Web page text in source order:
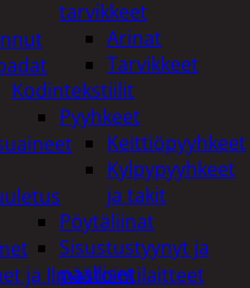
tarvikkeet
Arinat
Tarvikkeet
Kodintekstiilit
Pyyhkeet
Keittiöpyyhkeet
Kylpypyyhkeet
ja takit
Pöytäliinat
Sisustustyynyt ja
päälliset
ja Ilmastointilaitteet